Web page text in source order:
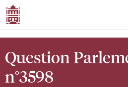
Question
n°3598